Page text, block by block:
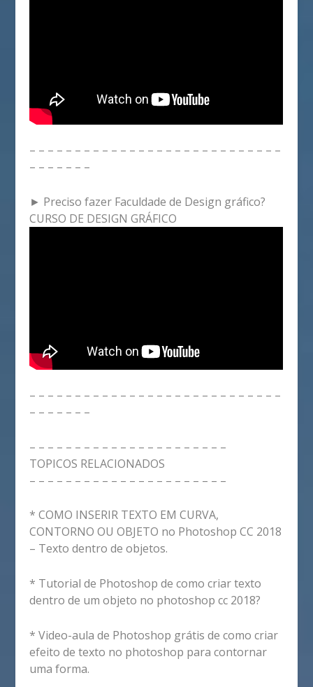
– – – – – – – – – – – – – – – – – – – – – – – – – – – –
– – – – – – –
► Preciso fazer Faculdade de Design gráfico?
CURSO DE DESIGN GRÁFICO
– – – – – – – – – – – – – – – – – – – – – – – – – – – –
– – – – – – –
– – – – – – – – – – – – – – – – – – – – – –
TOPICOS RELACIONADOS
– – – – – – – – – – – – – – – – – – – – – –
* COMO INSERIR TEXTO EM CURVA,
CONTORNO OU OBJETO no Photoshop CC 2018
– Texto dentro de objetos.
* Tutorial de Photoshop de como criar texto
dentro de um objeto no photoshop cc 2018?
* Video-aula de Photoshop grátis de como criar
efeito de texto no photoshop para contornar
uma forma.